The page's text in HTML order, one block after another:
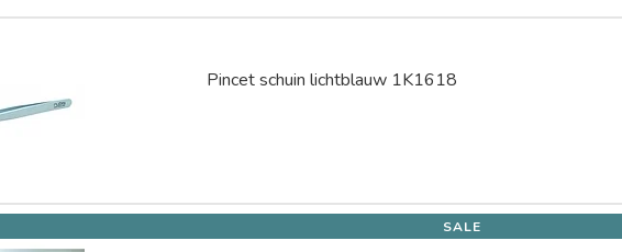
Pincet schuin lichtblauw 1K1618
SALE